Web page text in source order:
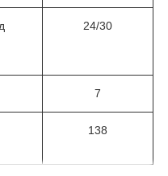
24/30
7
138